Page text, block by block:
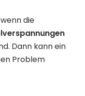
die
Dann kann ein
Problem